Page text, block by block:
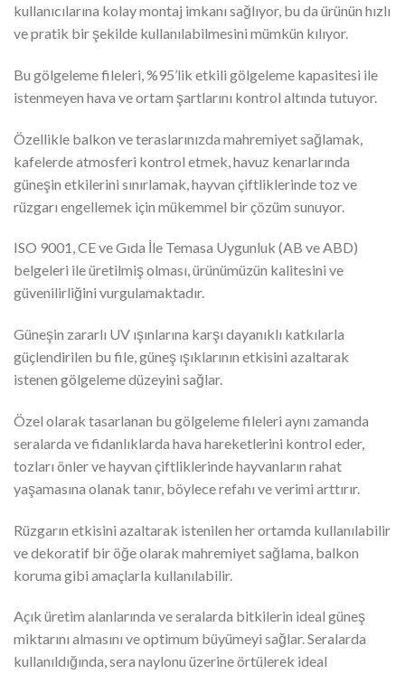
kullanıcılarına kolay montaj imkanı sağlıyor, bu da ürünün hızlı
ve pratik bir şekilde kullanılabilmesini mümkün kılıyor.
Bu gölgeleme fileleri, %95’lik etkili gölgeleme kapasitesi ile
istenmeyen hava ve ortam şartlarını kontrol altında tutuyor.
Özellikle balkon ve teraslarınızda mahremiyet sağlamak,
kafelerde atmosferi kontrol etmek, havuz kenarlarında
güneşin etkilerini sınırlamak, hayvan çiftliklerinde toz ve
rüzgarı engellemek için mükemmel bir çözüm sunuyor.
ISO 9001, CE ve Gıda İle Temasa Uygunluk (AB ve ABD)
belgeleri ile üretilmiş olması, ürünümüzün kalitesini ve
güvenilirliğini vurgulamaktadır.
Güneşin zararlı UV ışınlarına karşı dayanıklı katkılarla
güçlendirilen bu file, güneş ışıklarının etkisini azaltarak
istenen gölgeleme düzeyini sağlar.
Özel olarak tasarlanan bu gölgeleme fileleri aynı zamanda
seralarda ve fidanlıklarda hava hareketlerini kontrol eder,
tozları önler ve hayvan çiftliklerinde hayvanların rahat
yaşamasına olanak tanır, böylece refahı ve verimi arttırır.
Rüzgarın etkisini azaltarak istenilen her ortamda kullanılabilir
ve dekoratif bir öğe olarak mahremiyet sağlama, balkon
koruma gibi amaçlarla kullanılabilir.
Açık üretim alanlarında ve seralarda bitkilerin ideal güneş
miktarını almasını ve optimum büyümeyi sağlar. Seralarda
kullanıldığında, sera naylonu üzerine örtülerek ideal